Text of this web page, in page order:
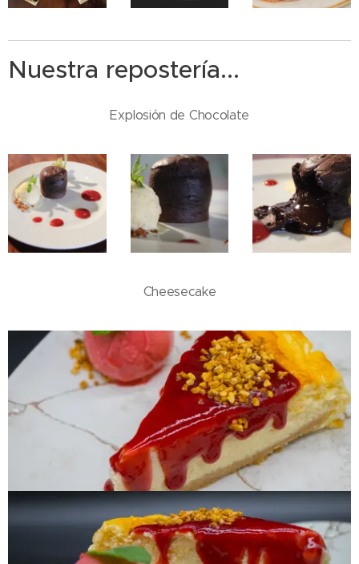
Nuestra repostería...
Explosión de Chocolate
Cheesecake